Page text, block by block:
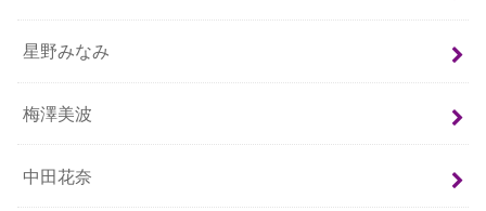
星野みなみ
梅澤美波
中田花奈